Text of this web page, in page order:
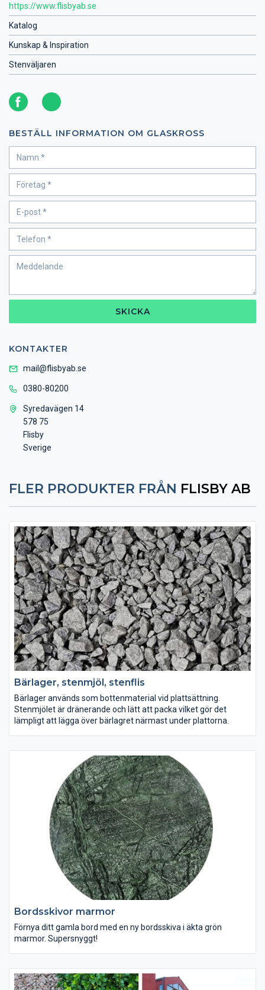
https://www.flisbyab.se
Katalog
Kunskap & Inspiration
Stenväljaren
BESTÄLL INFORMATION OM GLASKROSS
SKICKA
KONTAKTER
mail@flisbyab.se
0380-80200
Syredavägen 14
578 75
Flisby
Sverige
FLER PRODUKTER FRÅN FLISBY AB
Bärlager, stenmjöl, stenflis
Bärlager används som bottenmaterial vid plattsättning.
Stenmjölet är dränerande och lätt att packa vilket gör det
lämpligt att lägga över bärlagret närmast under plattorna.
Bordsskivor marmor
Förnya ditt gamla bord med en ny bordsskiva i äkta grön
marmor. Supersnyggt!